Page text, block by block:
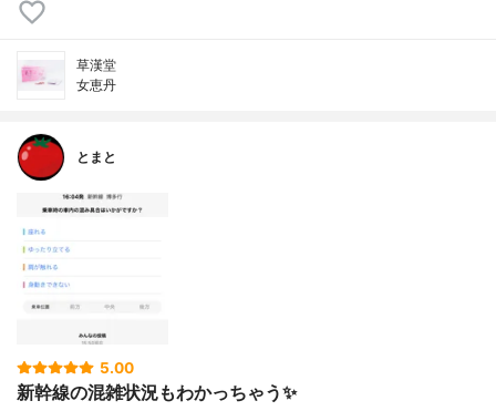
草漢堂
女恵丹
とまと
5.00
新幹線の混雑状況もわかっちゃう✨